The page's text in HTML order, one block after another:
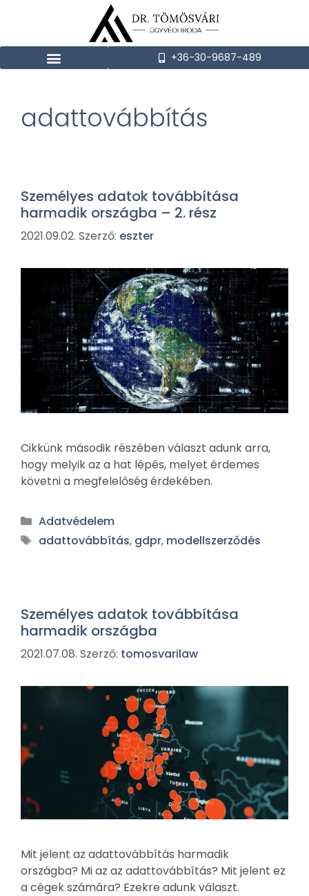
+36-30-9687-489
adattovábbítás
Személyes adatok továbbítása
harmadik országba – 2. rész
2021.09.02. Szerző: eszter
Cikkünk második részében választ adunk arra,
hogy melyik az a hat lépés, melyet érdemes
követni a megfelelőség érdekében.
Adatvédelem
adattovábbítás, gdpr, modellszerződés
Személyes adatok továbbítása
harmadik országba
2021.07.08. Szerző: tomosvarilaw
Mit jelent az adattovábbítás harmadik
országba? Mi az az adattovábbítás? Mit jelent ez
a cégek számára? Ezekre adunk választ.